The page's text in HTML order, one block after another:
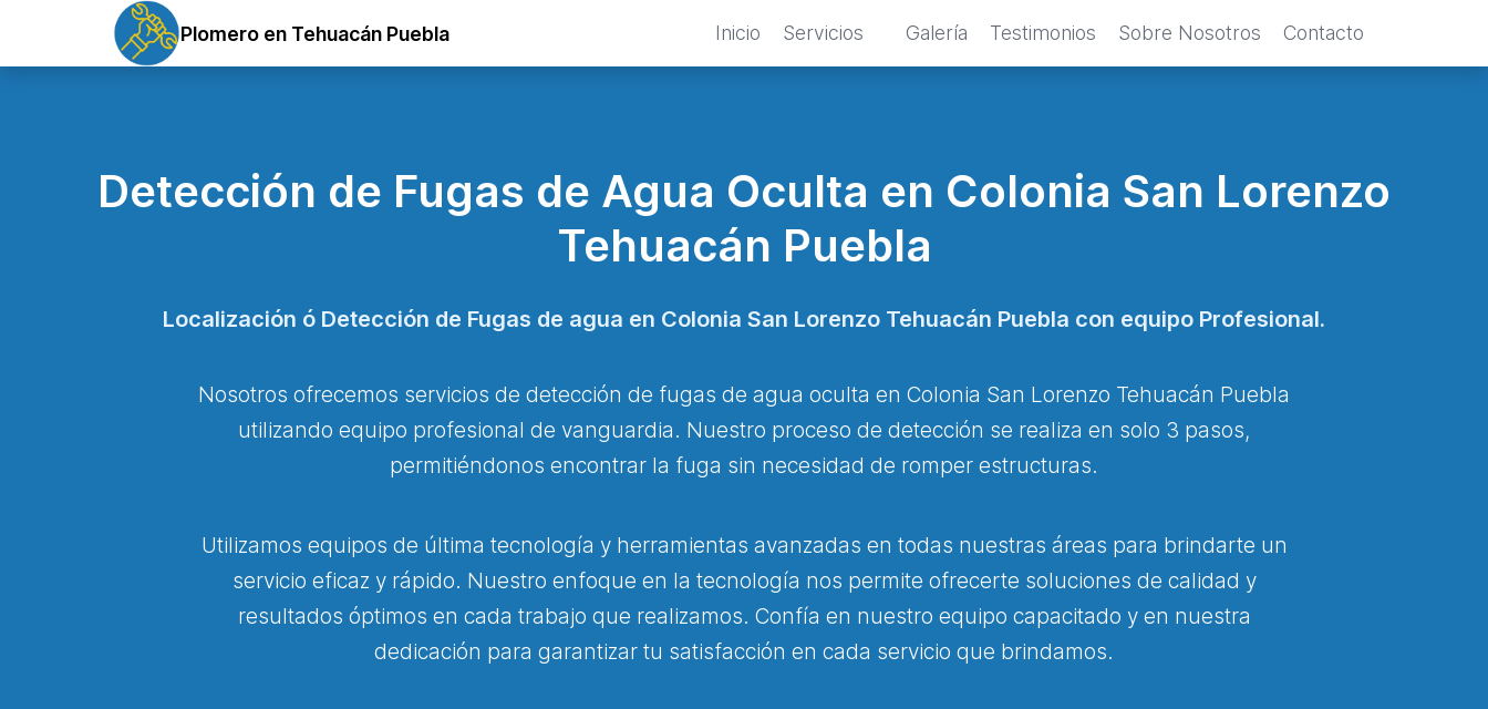
Plomero en Tehuacán Puebla Inicio Servicios Galería Testimonios Sobre Nosotros Contacto
Detección de Fugas de Agua Oculta en Colonia San Lorenzo
Tehuacán Puebla
Localización ó Detección de Fugas de agua en Colonia San Lorenzo Tehuacán Puebla con equipo Profesional.
Nosotros ofrecemos servicios de detección de fugas de agua oculta en Colonia San Lorenzo Tehuacán Puebla
utilizando equipo profesional de vanguardia. Nuestro proceso de detección se realiza en solo 3 pasos,
permitiéndonos encontrar la fuga sin necesidad de romper estructuras.
Utilizamos equipos de última tecnología y herramientas avanzadas en todas nuestras áreas para brindarte un
servicio eficaz y rápido. Nuestro enfoque en la tecnología nos permite ofrecerte soluciones de calidad y
resultados óptimos en cada trabajo que realizamos. Confía en nuestro equipo capacitado y en nuestra
dedicación para garantizar tu satisfacción en cada servicio que brindamos.